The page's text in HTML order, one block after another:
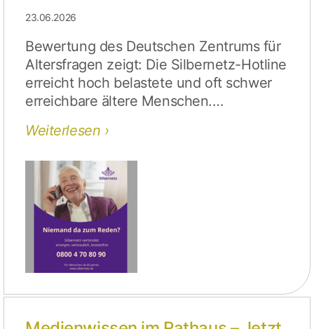
23.06.2026
Bewertung des Deutschen Zentrums für
Altersfragen zeigt: Die Silbernetz-Hotline
erreicht hoch belastete und oft schwer
erreichbare ältere Menschen.…
Weiterlesen